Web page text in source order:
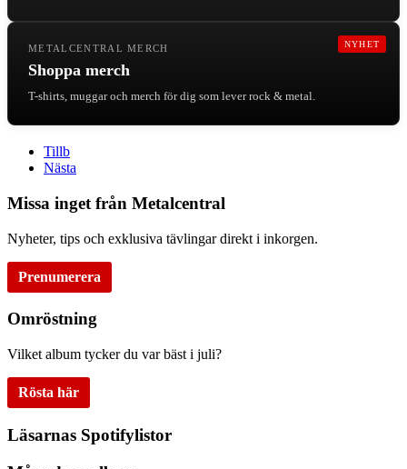
NYHET
METALCENTRAL MERCH
Shoppa merch
T-shirts, muggar och merch för dig som lever rock & metal.
Tillb
Nästa
Missa inget från Metalcentral
Nyheter, tips och exklusiva tävlingar direkt i inkorgen.
Prenumerera
Omröstning
Vilket album tycker du var bäst i juli?
Rösta här
Läsarnas Spotifylistor